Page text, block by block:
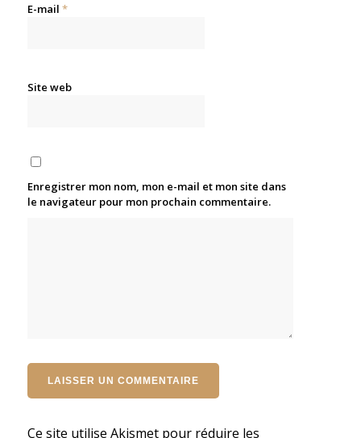
E-mail *
Site web
Enregistrer mon nom, mon e-mail et mon site dans
le navigateur pour mon prochain commentaire.
Ce site utilise Akismet pour réduire les